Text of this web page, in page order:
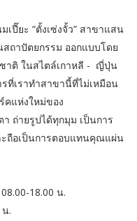
ปี๊ยะ “ตั้งเซ่งจั้ว” สาขาแสน
ถาปัตยกรรม ออกแบบโดย
าติ ในสไตล์เกาหลี - ญี่ปุ่น
ที่เราทำสาขานี้ที่ไม่เหมือน
คแห่งใหม่ของ
ถ่ายรูปได้ทุกมุม เป็นการ
ะถือเป็นการตอบแทนคุณแผ่น
18.00 น.
.